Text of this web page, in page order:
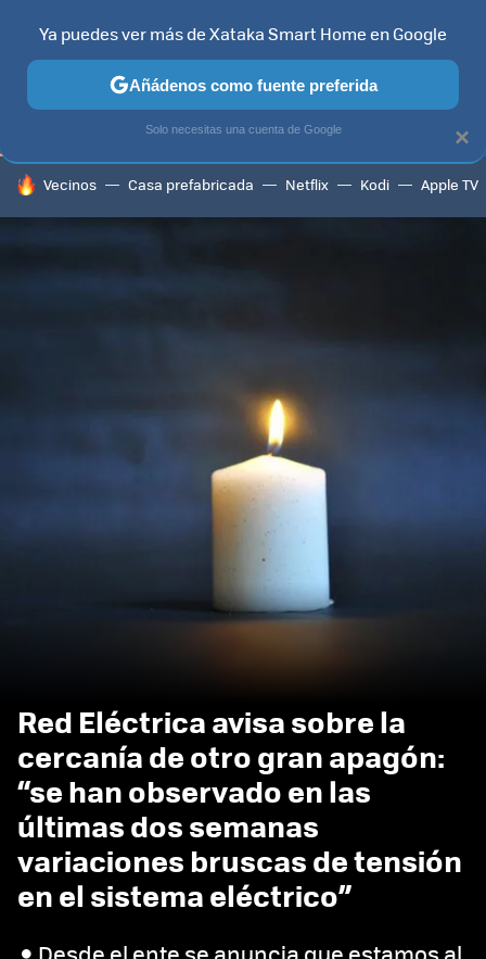
TELEVISORES CONTENIDOS SMART TV SELECCIÓN
HOY SE HABLA DE
Vecinos Casa prefabricada Netflix Kodi Apple TV
Red Eléctrica avisa sobre la
cercanía de otro gran apagón:
“se han observado en las
últimas dos semanas
variaciones bruscas de tensión
en el sistema eléctrico”
×
Ya puedes ver más de Xataka Smart Home en Google
Añádenos como fuente preferida
Solo necesitas una cuenta de Google